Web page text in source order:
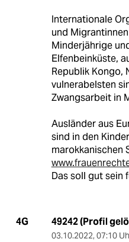
Internationale
und
Minderjährige
Elfenbeinküste,
Republik Kongo,
vulnerabelsten
Zwangsarbeit in
Ausländer aus
sind in den
marokkanischen
Das soll gut sein
4G 49242 (Profil
03.10.2022, 07:10